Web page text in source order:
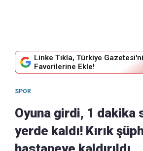
Linke Tıkla, Türkiye
Favorilerine Ekle!
SPOR
Oyuna girdi, 1 dakika
yerde kaldı! Kırık